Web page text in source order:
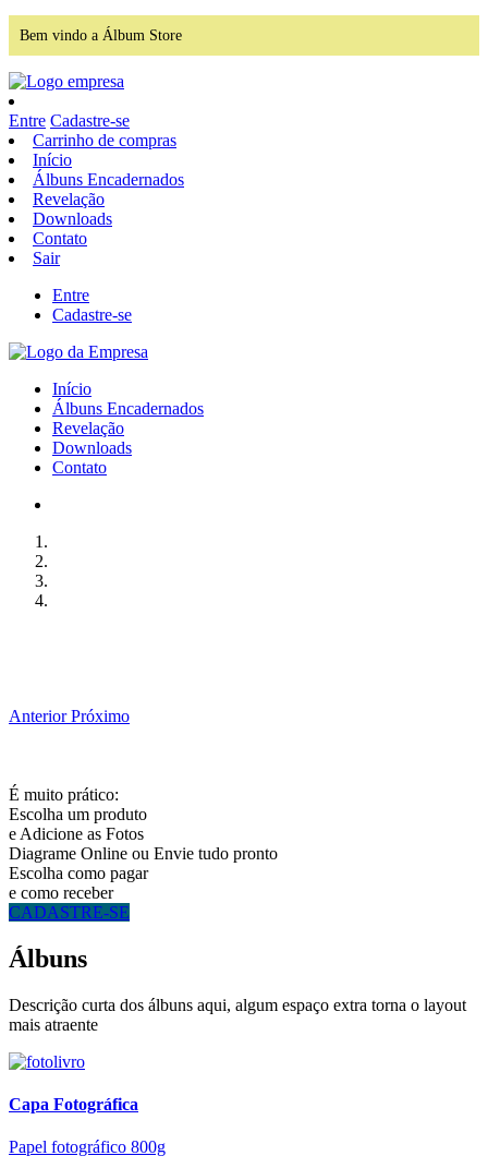
Bem vindo a Álbum Store
Entre Cadastre-se
Carrinho de compras
Início
Álbuns Encadernados
Revelação
Downloads
Contato
Sair
Entre
Cadastre-se
Início
Álbuns Encadernados
Revelação
Downloads
Contato
Anterior Próximo
É muito prático:
Escolha um produto
e Adicione as Fotos
Diagrame Online ou Envie tudo pronto
Escolha como pagar
e como receber
CADASTRE-SE
Álbuns
Descrição curta dos álbuns aqui, algum espaço extra torna o layout
mais atraente
Capa Fotográfica
Papel fotográfico 800g